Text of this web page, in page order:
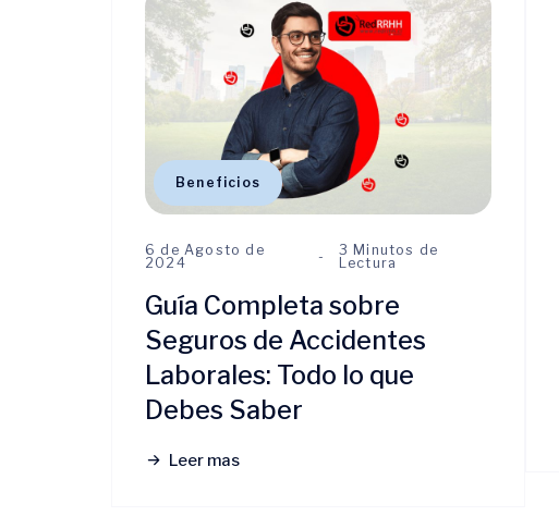
Beneficios
6 de Agosto de
2024
3 Minutos de
Lectura
Guía Completa sobre
Seguros de Accidentes
Laborales: Todo lo que
Debes Saber
Leer mas